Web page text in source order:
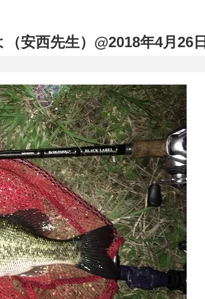
安西先生）@2018年4月26日